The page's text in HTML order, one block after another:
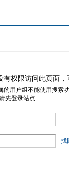
有权限访问此页面
的用户组不能使用搜索
先登录站点
找